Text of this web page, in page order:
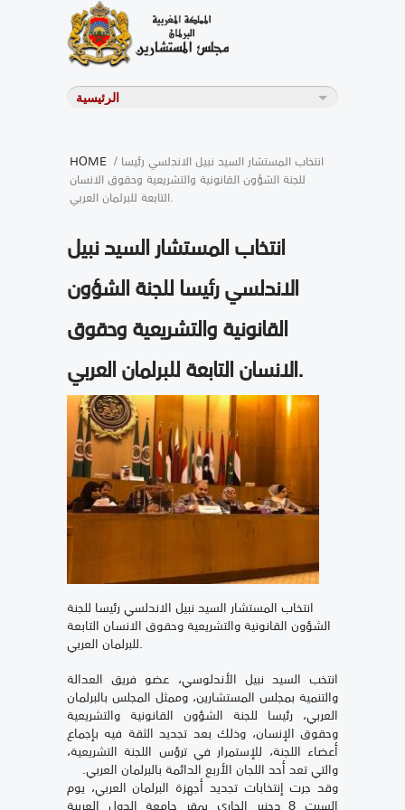
HOME / انتخاب المستشار السيد نبيل الاندلسي رئيسا
للجنة الشؤون القانونية والتشريعية وحقوق الانسان
التابعة للبرلمان العربي.
انتخاب المستشار السيد نبيل
الاندلسي رئيسا للجنة الشؤون
القانونية والتشريعية وحقوق
الانسان التابعة للبرلمان العربي.
انتخاب المستشار السيد نبيل الاندلسي رئيسا للجنة
الشؤون القانونية والتشريعية وحقوق الانسان التابعة
للبرلمان العربي.
انتخب السيد نبيل الأندلوسي، عضو فريق العدالة
والتنمية بمجلس المستشارين، وممثل المجلس بالبرلمان
العربي، رئيسا للجنة الشؤون القانونية والتشريعية
وحقوق الإنسان، وذلك بعد تجديد الثقة فيه بإجماع
أعضاء اللجنة، للإستمرار في ترؤس اللجنة التشريعية،
والتي تعد أحد اللجان الأربع الدائمة بالبرلمان العربي.
وقد جرت إنتخابات تجديد أجهزة البرلمان العربي، يوم
السبت 8 دجنبر الجاري بمقر جامعة الدول العربية